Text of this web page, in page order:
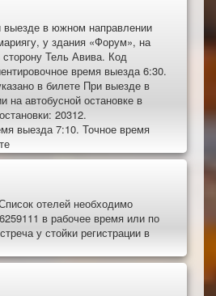
в южном направлении
у здания «Форум», на
сторону Тель Авива. Код
время выезда 6:30.
в билете При выезде в
на автобусной остановке в
20312.
выезда 7:10. Точное время
отелей необходимо
в рабочее время или по
у стойки регистрации в